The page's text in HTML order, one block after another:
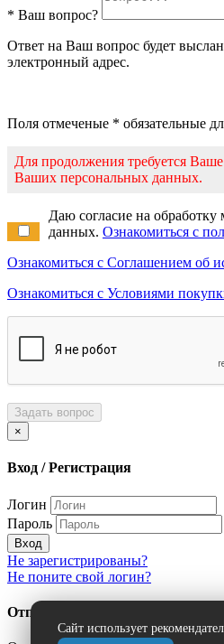
Сайт использует
* Ваш вопрос?
Ответ на Ваш вопрос будет
электронный адрес.
Поля отмеченые * обязательные
Для продолжения требуется
Ваших персональных данных.
Даю согласие на
данных. Ознакомиться с
Ознакомиться с Соглашением об
Ознакомиться с Условиями
Задать вопрос
×
Вход / Регистрация
Логин
Пароль
Вход
Не зарегистрированы?
Не поните свой логин?
Отправить сообщение об ошибке?